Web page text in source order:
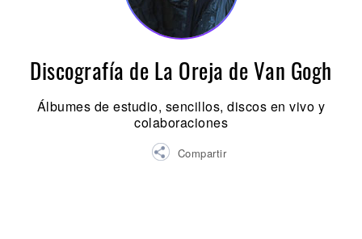
Discografía de La Oreja de Van Gogh
Álbumes de estudio, sencillos, discos en vivo y
colaboraciones
Compartir